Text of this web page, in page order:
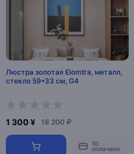
Люстра золотая Elomtra, металл,
стекло 59*33 см, G4
1 300 ¥ 18 200 ₽
10
оплачено